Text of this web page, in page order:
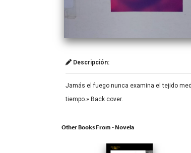
Descripción:
Jamás el fuego nunca examina el tejido
tiempo.» Back cover.
Other Books From - Novela